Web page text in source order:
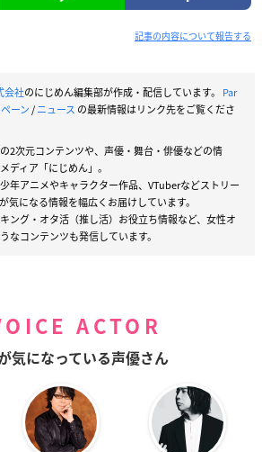
記事の内容について報告する
会社のにじめん編集部が作成・配信しています。 Par
ーン/ニュース の最新情報はリンク先をご覧くださ
2次元コンテンツや、声優・舞台・俳優などの情
ディア「にじめん」。
年アニメやキャラクター作品、VTuberなどストリー
気になる情報を幅広くお届けしています。
ング・オタ活（推し活）お役立ち情報など、女性オ
なコンテンツも発信しています。
ACTOR
気になっている声優さん